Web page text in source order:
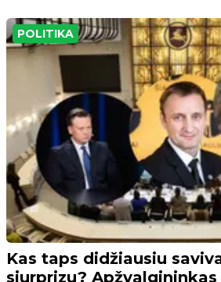
POLITIKA
Kas taps didžiausiu
siurprizu?